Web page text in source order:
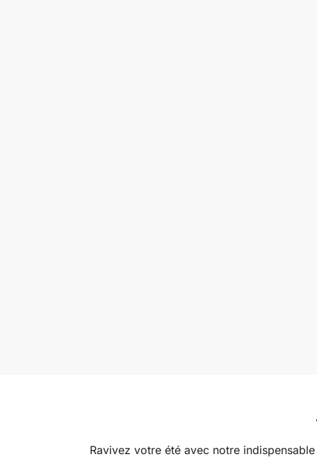
Ravivez votre été avec notre indispensable